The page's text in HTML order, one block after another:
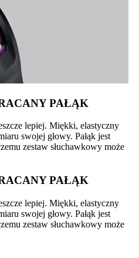
PAŁĄK
lepiej. Miękki, elastyczny
swojej głowy. Pałąk jest
zestaw słuchawkowy może
PAŁĄK
lepiej. Miękki, elastyczny
swojej głowy. Pałąk jest
zestaw słuchawkowy może